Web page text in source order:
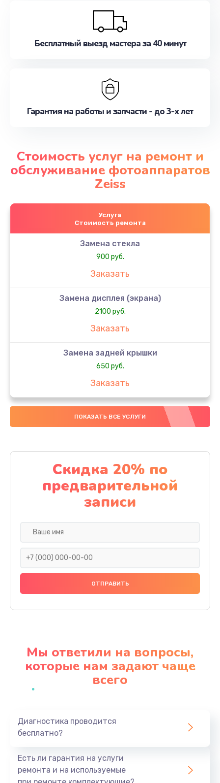
Бесплатный выезд мастера за 40 минут
Гарантия на работы и запчасти - до 3-х лет
Стоимость услуг на ремонт и
обслуживание фотоаппаратов
Zeiss
Услуга
Стоимость ремонта
Замена стекла
900 руб.
Заказать
Замена дисплея (экрана)
2100 руб.
Заказать
Замена задней крышки
650 руб.
Заказать
Замена аккумулятора
4000 руб.
Замена материнской платы
1100 руб.
Заказать
Замена праймера
1000 руб.
Заказать
Профилактическая чистка
Заказать
ПОКАЗАТЬ ВСЕ УСЛУГИ
Скидка 20% по
предварительной
записи
Мы ответили на вопросы,
которые нам задают чаще
всего
Диагностика проводится
бесплатно?
Есть ли гарантия на услуги
ремонта и на используемые